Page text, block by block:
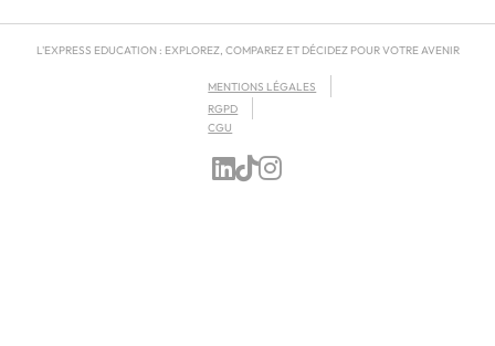
L'EXPRESS EDUCATION : EXPLOREZ, COMPAREZ ET DÉCIDEZ POUR VOTRE AVENIR
MENTIONS LÉGALES
RGPD
CGU